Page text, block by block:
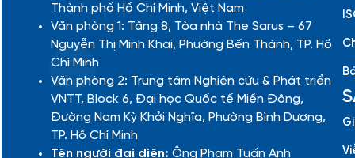
Thành phố Hồ Chí Minh, Việt Nam
Văn phòng 1: Tầng 8, Tòa nhà The Sarus – 67
Nguyễn Thị Minh Khai, Phường Bến Thành, TP. Hồ
Chí Minh
Văn phòng 2: Trung tâm Nghiên cứu & Phát triển
VNTT, Block 6, Đại học Quốc tế Miền Đông,
Đường Nam Kỳ Khởi Nghĩa, Phường Bình Dương,
TP. Hồ Chí Minh
Tên người đại diện: Ông Phạm Tuấn Anh